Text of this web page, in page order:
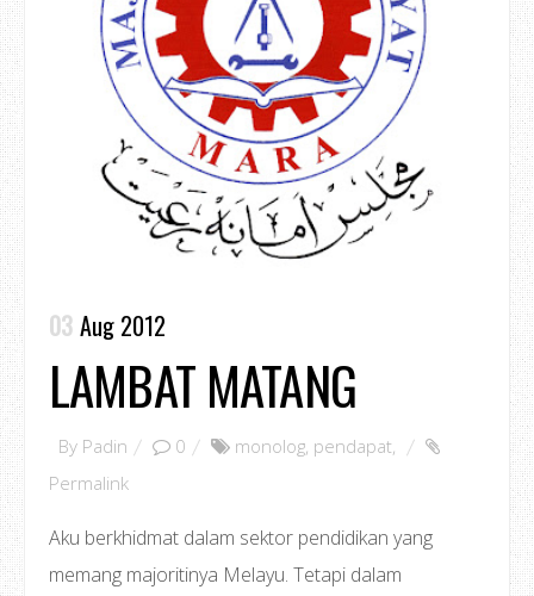
03 Aug 2012
LAMBAT MATANG
By Padin 0 monolog, pendapat,
Permalink
Aku berkhidmat dalam sektor pendidikan yang
memang majoritinya Melayu. Tetapi dalam